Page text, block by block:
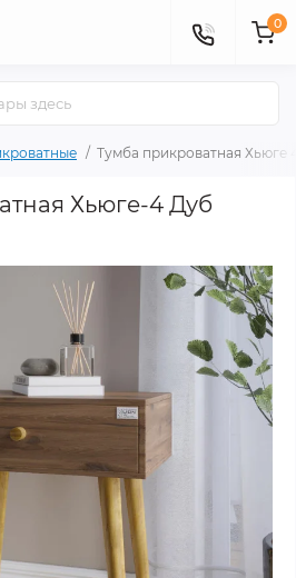
0
Тумба прикроватная Хьюге
Хьюге-4 Дуб